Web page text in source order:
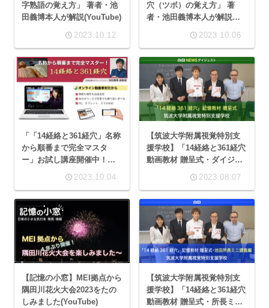
字熟語の覚え方」 著者・池
田義博本人が解説(YouTube)
2023.10.12
穴（ツボ）の覚え方」 著
者・池田義博本人が解説
2023.10.06
「「14経絡と361経穴」名称
から順番まで完全マスタ
ー」お試し講座開催中！」
2023.10.04
【筑波大学附属視覚特別支
援学校】「14経絡と361経穴
動画教材 贈呈式・ダイジェ
2023.08.07
【記憶の小窓】MEI拠点から
隅田川花火大会2023をたの
しみました(YouTube)
【筑波大学附属視覚特別支
援学校】「14経絡と361経穴
動画教材 贈呈式・所長ミニ